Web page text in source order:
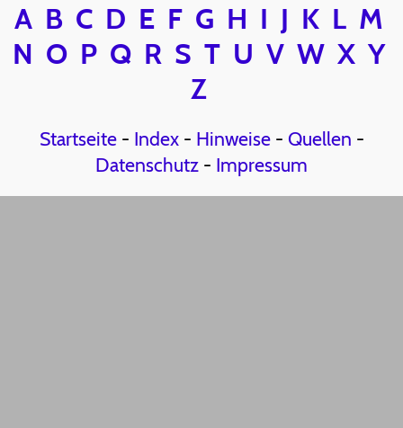
A B C D E F G H I J K L M
N O P Q R S T U V W X Y
Z
Startseite- Index- Hinweise- Quellen -
Datenschutz - Impressum